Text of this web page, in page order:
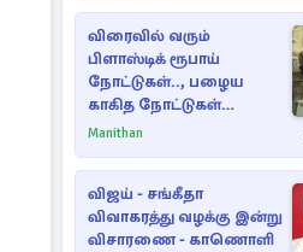
விரைவில் வரும்
பிளாஸ்டிக் ரூபாய்
நோட்டுகள்.., பழைய
காகித நோட்டுகள்
செல்லுமா?
Manithan
விஜய் - சங்கீதா
விவாகரத்து வழக்கு இன்று
விசாரணை - காணொளி